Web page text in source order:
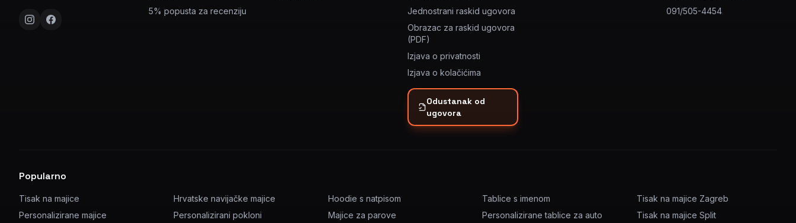
5% popusta za recenziju
Jednostrani raskid ugovora
Obrazac za raskid ugovora
(PDF)
Izjava o privatnosti
Izjava o kolačićima
Odustanak od
ugovora
091/505-4454
Popularno
Tisak na majice
Personalizirane majice
Hrvatske navijačke majice
Personalizirani pokloni
Hoodie s natpisom
Majice za parove
Tablice s imenom
Personalizirane tablice za auto
Tisak na majice Zagreb
Tisak na majice Split